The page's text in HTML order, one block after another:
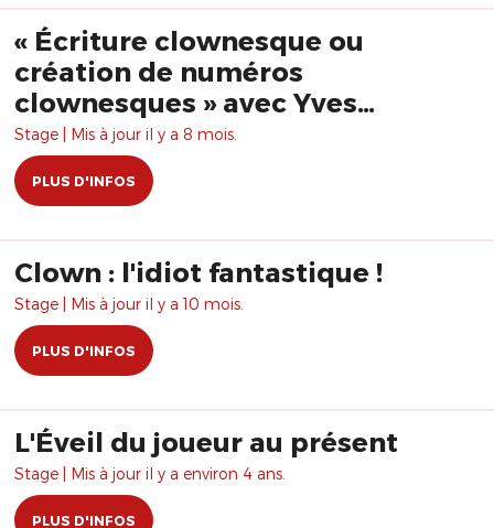
« Écriture clownesque ou
création de numéros
clownesques » avec Yves
Dagenais
Stage | Mis à jour il y a 8 mois.
PLUS D'INFOS
Clown : l'idiot fantastique !
Stage | Mis à jour il y a 10 mois.
PLUS D'INFOS
L'Éveil du joueur au présent
Stage | Mis à jour il y a environ 4 ans.
PLUS D'INFOS